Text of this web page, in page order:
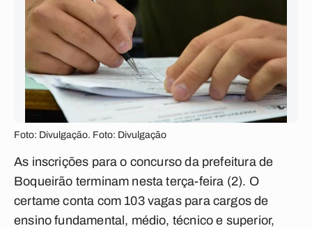
Foto: Divulgação. Foto: Divulgação
As inscrições para o concurso da prefeitura de
Boqueirão terminam nesta terça-feira (2). O
certame conta com 103 vagas para cargos de
ensino fundamental, médio, técnico e superior,